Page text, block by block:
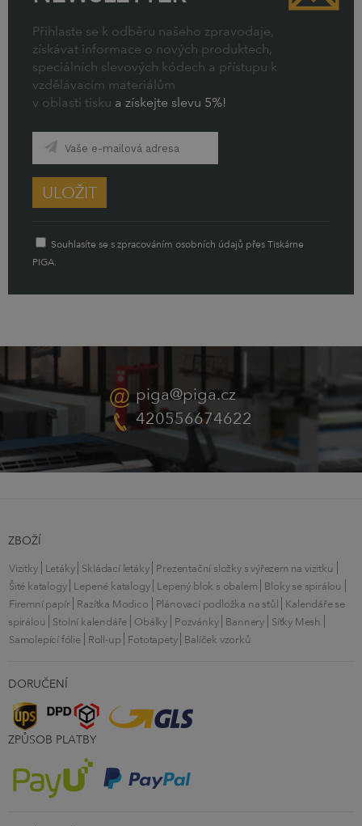
Přihlaste se k odběru našeho zpravodaje,
získávat informace o nových produktech,
speciálních slevových kódech a přístupu k
vzdělávacím materiálům
v oblasti tisku a získejte slevu 5%!
ULOŽIT
Souhlasíte se s zpracováním osobních údajů přes Tiskárne
PIGA.
piga@piga.cz
420556674622
ZBOŽÍ
Vizitky Letáky Skládací letáky Prezentační složky s výřezem na vizitku
Šité katalogy Lepené katalogy Lepený blok s obalem
Bloky se spirálou
Firemní papír Razítka Modico Plánovací podložka na stůl
Kalendáře se
spirálou
Stolní kalendáře Obálky Pozvánky Bannery
Síťky Mesh
Samolepící fólie
Roll-up Fototapety Balíček vzorků
DORUČENÍ
ZPŮSOB PLATBY